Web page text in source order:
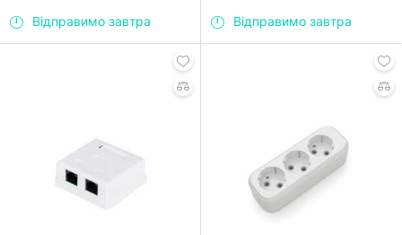
Відправимо завтра Відправимо завтра